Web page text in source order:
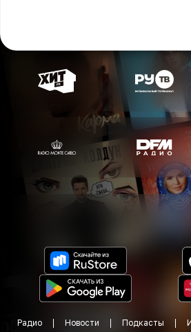
Радио Новости Подкасты